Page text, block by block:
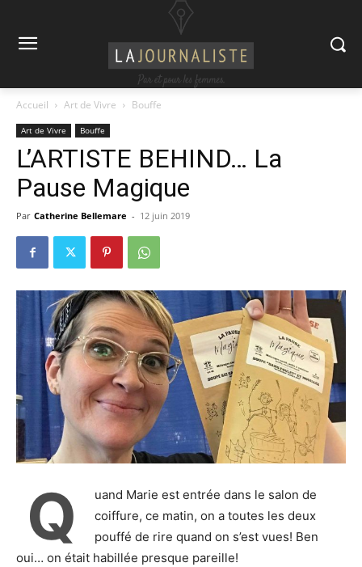
Accueil Art de Vivre Bouffe
Art de Vivre Bouffe
L’ARTISTE BEHIND… La
Pause Magique
Par Catherine Bellemare - 12 juin 2019
Q
uand Marie est entrée dans le salon de
coiffure, ce matin, on a toutes les deux
pouffé de rire quand on s’est vues! Ben
oui… on était habillée presque pareille!